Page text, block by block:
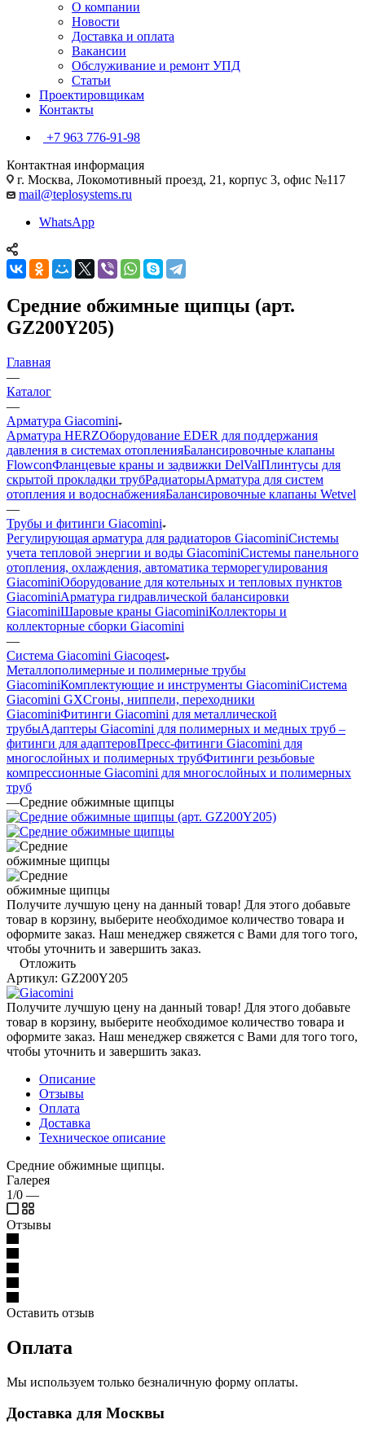
О компании
Новости
Доставка и оплата
Вакансии
Обслуживание и ремонт УПД
Статьи
Проектировщикам
Контакты
+7 963 776-91-98
Контактная информация
г. Москва, Локомотивный проезд, 21, корпус 3, офис №117
mail@teplosystems.ru
WhatsApp
Средние обжимные щипцы (арт.
GZ200Y205)
Главная
—
Каталог
—
Арматура Giacomini
Арматура HERZОборудование EDER для поддержания
давления в системах отопленияБалансировочные клапаны
FlowconФланцевые краны и задвижки DelValПлинтусы для
скрытой прокладки трубРадиаторыАрматура для систем
отопления и водоснабженияБалансировочные клапаны Wetvel
—
Трубы и фитинги Giacomini
Регулирующая арматура для радиаторов GiacominiСистемы
учета тепловой энергии и воды GiacominiСистемы панельного
отопления, охлаждения, автоматика терморегулирования
GiacominiОборудование для котельных и тепловых пунктов
GiacominiАрматура гидравлической балансировки
GiacominiШаровые краны GiacominiКоллекторы и
коллекторные сборки Giacomini
—
Cистема Giacomini Giacoqest
Mеталлополимерные и полимерные трубы
GiacominiКомплектующие и инструменты GiacominiСистема
Giacomini GXCгоны, ниппели, переходники
GiacominiФитинги Giacomini для металлической
трубыAдаптеры Giacomini для полимерных и медных труб –
фитинги для адаптеровПресс-фитинги Giacomini для
многослойных и полимерных трубФитинги резьбовые
компрессионные Giacomini для многослойных и полимерных
труб
—Средние обжимные щипцы
Получите лучшую цену на данный товар! Для этого добавьте
товар в корзину, выберите необходимое количество товара и
оформите заказ. Наш менеджер свяжется с Вами для того того,
чтобы уточнить и завершить заказ.
Отложить
Артикул: GZ200Y205
Получите лучшую цену на данный товар! Для этого добавьте
товар в корзину, выберите необходимое количество товара и
оформите заказ. Наш менеджер свяжется с Вами для того того,
чтобы уточнить и завершить заказ.
Описание
Отзывы
Оплата
Доставка
Техническое описание
Средние обжимные щипцы.
Галерея
1/0 —
Отзывы
Оставить отзыв
Оплата
Мы используем только безналичную форму оплаты.
Доставка для Москвы